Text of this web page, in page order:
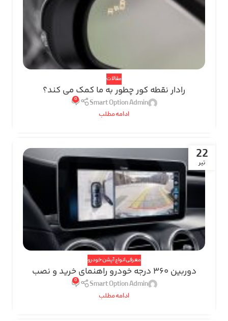
مقالات
رادار نقطه کور چطور به ما کمک می کند؟
Smart Option Admin
0
ادامه مطلب
22
تیر
معرفی انواع آپشن خودرو
دوربین 360 درجه خودرو راهنمای خرید و نصب
Smart Option Admin
0
ادامه مطلب